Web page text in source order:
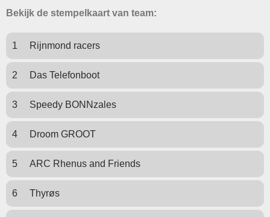
Bekijk de stempelkaart van team:
1 Rijnmond racers
2 Das Telefonboot
3 Speedy BONNzales
4 Droom GROOT
5 ARC Rhenus and Friends
6 Thyrøs